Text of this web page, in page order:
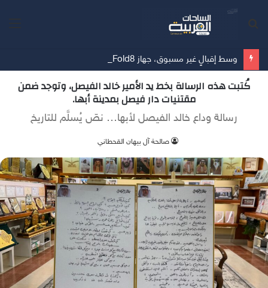
كُتبت هذه الرسالة بخط يد الأمير خالد الفيصل، وتوجد ضمن
مقتنيات دار فيصل بمدينة أبها.
رسالة وداع خالد الفيصل لأبها… نصّ يُسلَّم للتاريخ
صالحة آل بيهان القحطاني